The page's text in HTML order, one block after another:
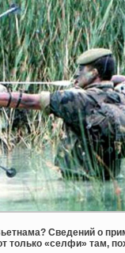
Сведений о
только «селфи» там,